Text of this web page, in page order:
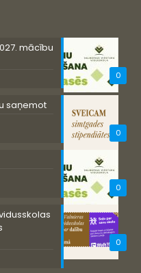
0
mācību
0
saņemot
0
0